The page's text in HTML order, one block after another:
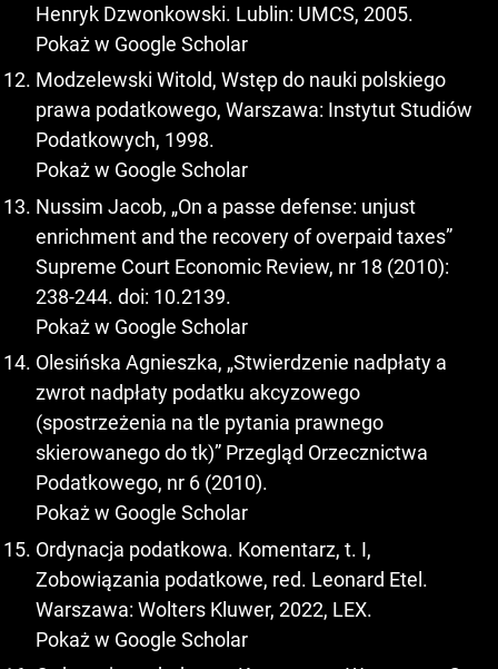
Henryk Dzwonkowski. Lublin: UMCS, 2005.
Pokaż w Google Scholar
Modzelewski Witold, Wstęp do nauki polskiego
prawa podatkowego, Warszawa: Instytut Studiów
Podatkowych, 1998.
Pokaż w Google Scholar
Nussim Jacob, „On a passe defense: unjust
enrichment and the recovery of overpaid taxes”
Supreme Court Economic Review, nr 18 (2010):
238-244. doi: 10.2139.
Pokaż w Google Scholar
Olesińska Agnieszka, „Stwierdzenie nadpłaty a
zwrot nadpłaty podatku akcyzowego
(spostrzeżenia na tle pytania prawnego
skierowanego do tk)” Przegląd Orzecznictwa
Podatkowego, nr 6 (2010).
Pokaż w Google Scholar
Ordynacja podatkowa. Komentarz, t. I,
Zobowiązania podatkowe, red. Leonard Etel.
Warszawa: Wolters Kluwer, 2022, LEX.
Pokaż w Google Scholar